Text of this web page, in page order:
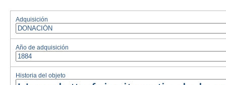
Adquisición
Año de adquisición
Historia del objeto